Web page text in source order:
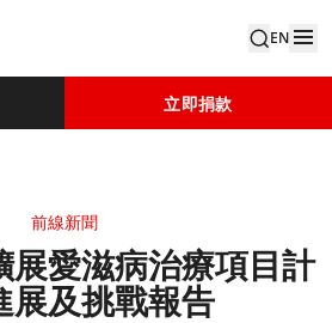
EN
立即捐款
前線新聞
展愛滋病治療項目計
展及挑戰報告